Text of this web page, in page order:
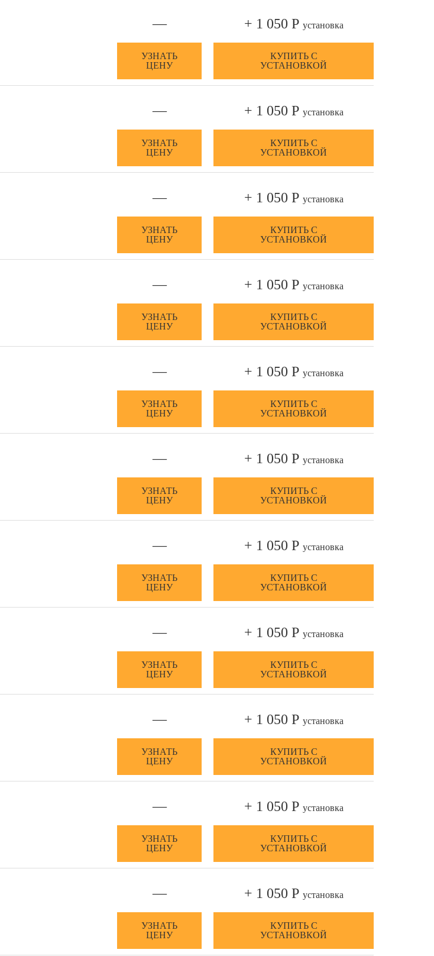
—
УЗНАТЬ
ЦЕНУ
+ 1 050 Р установка
КУПИТЬ С
УСТАНОВКОЙ
—
УЗНАТЬ
ЦЕНУ
+ 1 050 Р установка
КУПИТЬ С
УСТАНОВКОЙ
—
УЗНАТЬ
ЦЕНУ
+ 1 050 Р установка
КУПИТЬ С
УСТАНОВКОЙ
—
УЗНАТЬ
ЦЕНУ
+ 1 050 Р установка
КУПИТЬ С
УСТАНОВКОЙ
—
УЗНАТЬ
ЦЕНУ
+ 1 050 Р установка
КУПИТЬ С
УСТАНОВКОЙ
—
УЗНАТЬ
ЦЕНУ
+ 1 050 Р установка
КУПИТЬ С
УСТАНОВКОЙ
—
УЗНАТЬ
ЦЕНУ
+ 1 050 Р установка
КУПИТЬ С
УСТАНОВКОЙ
—
УЗНАТЬ
ЦЕНУ
+ 1 050 Р установка
КУПИТЬ С
УСТАНОВКОЙ
—
УЗНАТЬ
ЦЕНУ
+ 1 050 Р установка
КУПИТЬ С
УСТАНОВКОЙ
—
УЗНАТЬ
ЦЕНУ
+ 1 050 Р установка
КУПИТЬ С
УСТАНОВКОЙ
—
УЗНАТЬ
ЦЕНУ
+ 1 050 Р установка
КУПИТЬ С
УСТАНОВКОЙ